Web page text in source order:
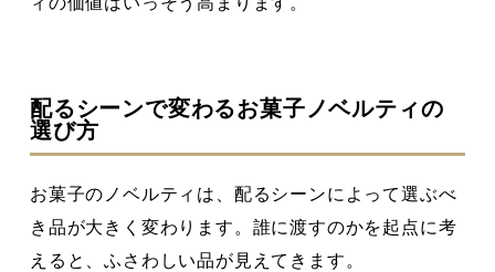
配るシーンで変わるお菓子ノベルティの
選び方
お菓子のノベルティは、配るシーンによって選ぶべ
き品が大きく変わります。誰に渡すのかを起点に考
えると、ふさわしい品が見えてきます。